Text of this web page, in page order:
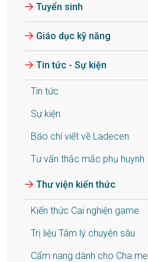
Tuyển sinh
Giáo dục kỹ năng
Tin tức - Sự kiện
Tin tức
Sự kiện
Báo chí viết về Ladecen
Tư vấn thắc mắc phụ huynh
Thư viện kiến thức
Kiến thức Cai nghiện game
Trị liệu Tâm lý chuyên sâu
Cẩm nang dành cho Cha mẹ